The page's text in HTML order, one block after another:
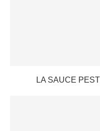
LA SAUCE